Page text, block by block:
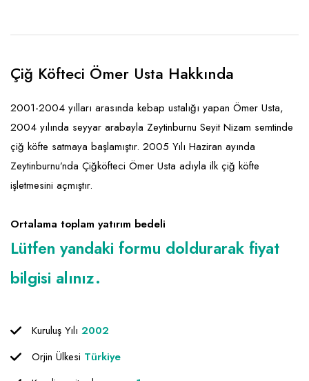
Çiğ Köfteci Ömer Usta Hakkında
2001-2004 yılları arasında kebap ustalığı yapan Ömer Usta,
2004 yılında seyyar arabayla Zeytinburnu Seyit Nizam semtinde
çiğ köfte satmaya başlamıştır. 2005 Yılı Haziran ayında
Zeytinburnu’nda Çiğköfteci Ömer Usta adıyla ilk çiğ köfte
işletmesini açmıştır.
Ortalama toplam yatırım bedeli
Lütfen yandaki formu doldurarak fiyat
bilgisi alınız.
Kuruluş Yılı 2002
Orjin Ülkesi Türkiye